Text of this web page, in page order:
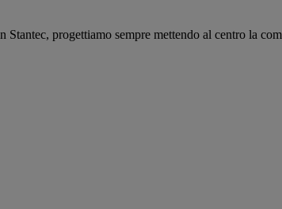
progettiamo sempre mettendo al centro la